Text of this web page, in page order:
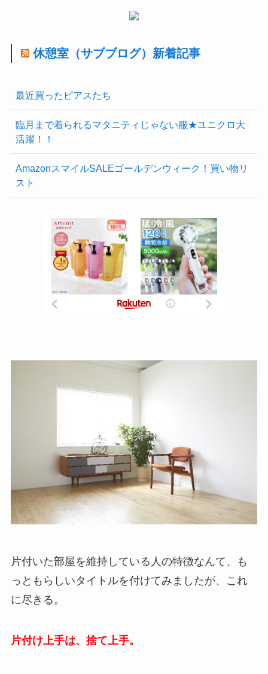
休憩室（サブブログ）新着記事
最近買ったピアスたち
臨月まで着られるマタニティじゃない服★ユニクロ大
活躍！！
AmazonスマイルSALEゴールデンウィーク！買い物リ
スト
片付いた部屋を維持している人の特徴なんて、も
っともらしいタイトルを付けてみましたが、これ
に尽きる。
片付け上手は、捨て上手。